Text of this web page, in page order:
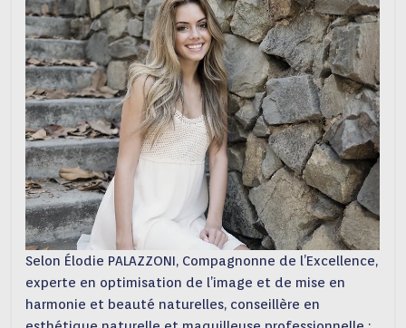
Selon Élodie PALAZZONI, Compagnonne de l’Excellence,
experte en optimisation de l’image et de mise en
harmonie et beauté naturelles, conseillère en